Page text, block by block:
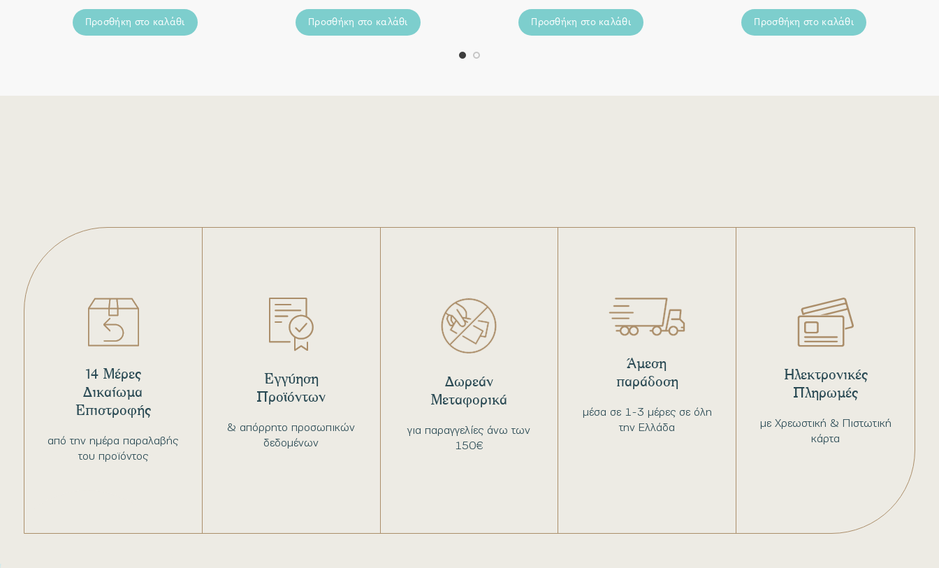
Προσθήκη στο καλάθι Προσθήκη στο καλάθι Προσθήκη στο καλάθι Προσθήκη στο καλάθι
από την ημέρα παραλαβής
του προϊόντος
14 Μέρες
Δικαίωμα
Επιστροφής
& απόρρητο προσωπικών
δεδομένων
Εγγύηση
Προϊόντων
για παραγγελίες άνω των
150€
Δωρεάν
Μεταφορικά
μέσα σε 1-3 μέρες σε όλη
την Ελλάδα
Άμεση
παράδοση
με Χρεωστική & Πιστωτική
κάρτα
Ηλεκτρονικές
Πληρωμές